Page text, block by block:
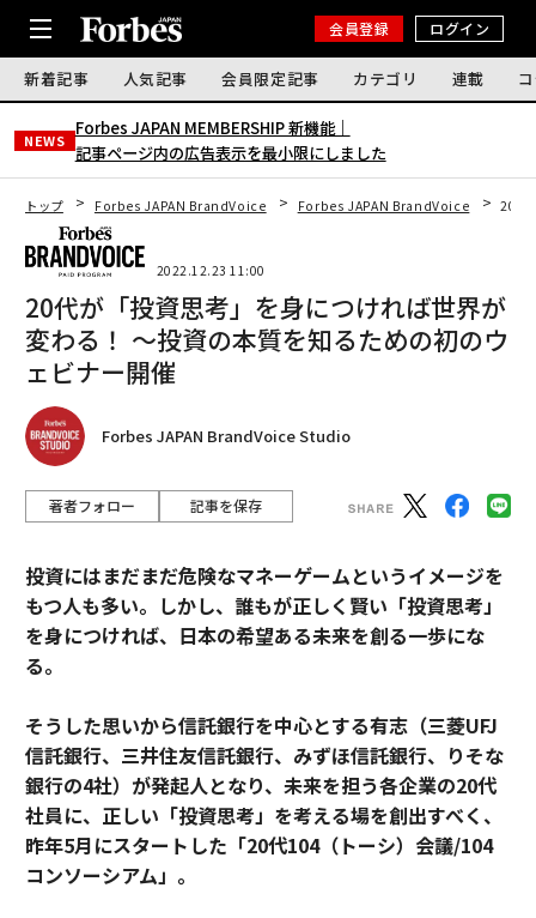
会員登録 ログイン
新着記事 人気記事 会員限定記事 カテゴリ 連載
NEWS
Forbes JAPAN MEMBERSHIP 新機能｜
記事ページ内の広告表示を最小限にしました
トップ Forbes JAPAN BrandVoice Forbes JAPAN BrandVoice 20代
2022.12.23 11:00
20代が「投資思考」を身につければ世界が
変わる！ 〜投資の本質を知るための初のウ
ェビナー開催
Forbes JAPAN BrandVoice Studio
著者フォロー 記事を保存
投資にはまだまだ危険なマネーゲームというイメージを
もつ人も多い。しかし、誰もが正しく賢い「投資思考」
を身につければ、日本の希望ある未来を創る一歩にな
る。
そうした思いから信託銀行を中心とする有志（三菱UFJ
信託銀行、三井住友信託銀行、みずほ信託銀行、りそな
銀行の4社）が発起人となり、未来を担う各企業の20代
社員に、正しい「投資思考」を考える場を創出すべく、
昨年5月にスタートした「20代104（トーシ）会議/104
コンソーシアム」。